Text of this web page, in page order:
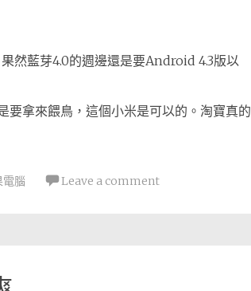
然藍芽4.0的週邊還是要Android 4.3版以
要拿來餵鳥，這個小米是可以的。淘寶真的
電腦 Leave a comment